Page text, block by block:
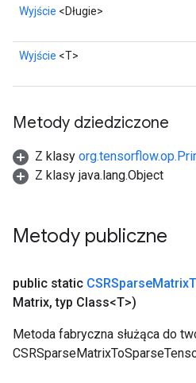
Wyjście <Długie>
Wyjście <T>
Metody dziedziczone
Z klasy
Z klasy java.lang.Object
Metody publiczne
public static CSRSparseMatrix
Matrix, typ Class<T>)
Metoda fabryczna służąca do